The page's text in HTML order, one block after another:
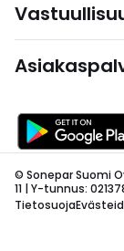
© Sonepar Suomi
11 | Y-tunnus:
Tietosuoja